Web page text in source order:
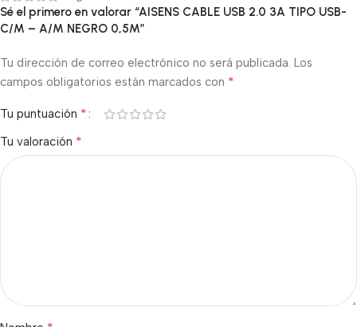
Sé el primero en valorar “AISENS CABLE USB 2.0 3A TIPO USB-
C/M – A/M NEGRO 0,5M”
Tu dirección de correo electrónico no será publicada. Los
campos obligatorios están marcados con *
Tu puntuación *
Tu valoración *